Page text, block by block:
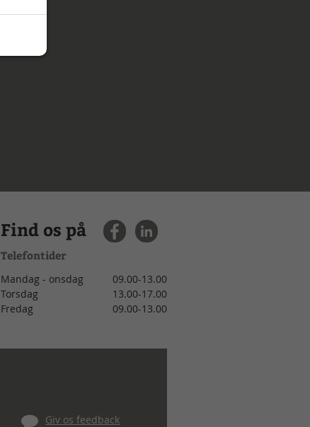
Find os på
Telefontider
Mandag - onsdag
09.00-13.00
Torsdag
13.00-17.00
Fredag
09.00-13.00
Giv os feedback